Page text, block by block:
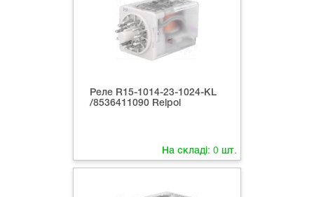
Реле R15-1014-23-1024-KL
/8536411090 Relpol
На складі: 0 шт.